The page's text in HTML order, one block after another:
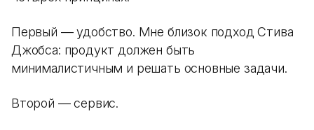
Первый — удобство. Мне близок подход Стива
Джобса: продукт должен быть
минималистичным и решать основные задачи.
Второй — сервис.